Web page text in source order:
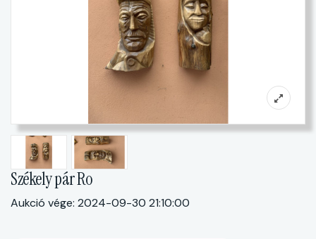
Székely pár Ro
Aukció vége: 2024-09-30 21:10:00